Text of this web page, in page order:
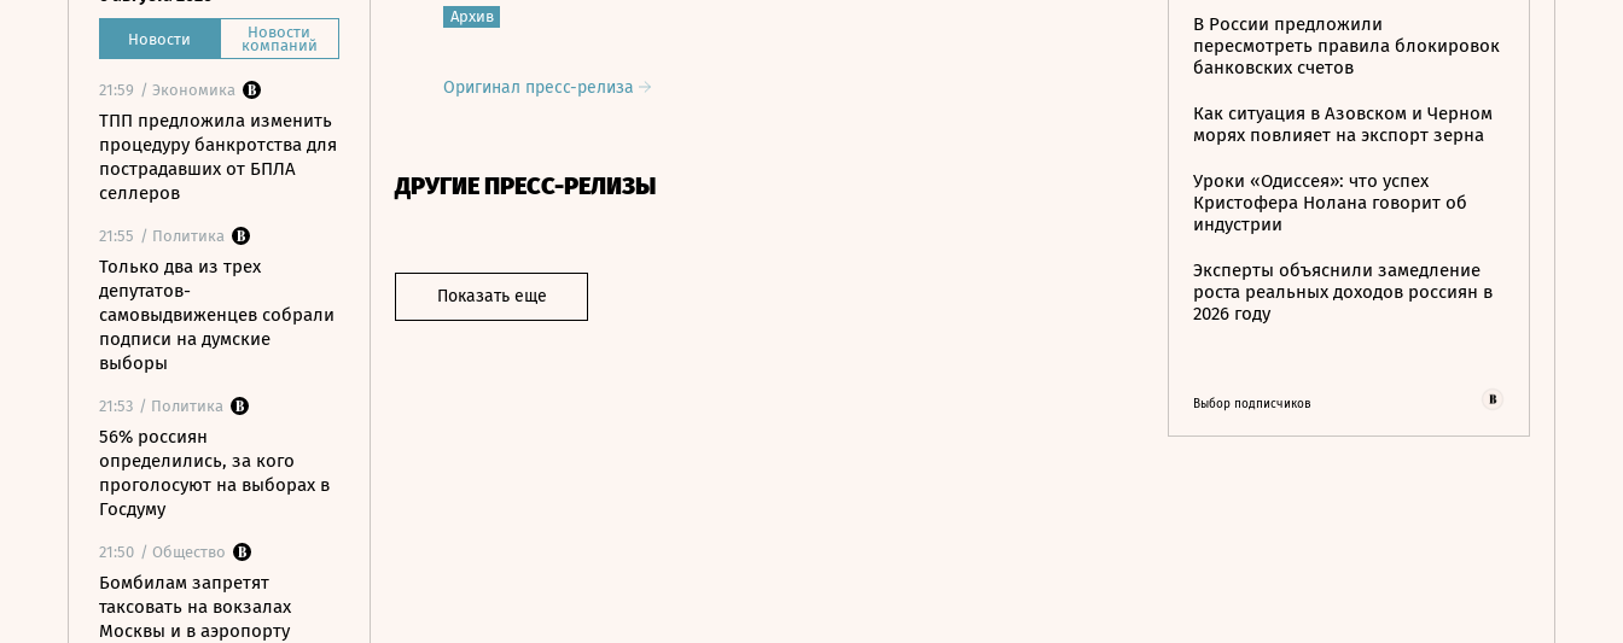
Новости Новости
компаний
21:59 / Экономика
ТПП предложила изменить
процедуру банкротства для
пострадавших от БПЛА
селлеров
21:55 / Политика
Только два из трех
депутатов-
самовыдвиженцев собрали
подписи на думские
выборы
21:53 / Политика
56% россиян
определились, за кого
проголосуют на выборах в
Госдуму
21:50 / Общество
Бомбилам запретят
таксовать на вокзалах
Москвы и в аэропорту
Архив
Оригинал пресс-релиза
ДРУГИЕ ПРЕСС-РЕЛИЗЫ
Показать еще
В России предложили
пересмотреть правила блокировок
банковских счетов
Как ситуация в Азовском и Черном
морях повлияет на экспорт зерна
Уроки «Одиссея»: что успех
Кристофера Нолана говорит об
индустрии
Эксперты объяснили замедление
роста реальных доходов россиян в
2026 году
Выбор подписчиков